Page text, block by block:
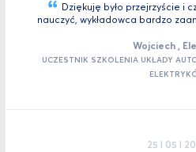
Dziękuję było przejrzyście i
nauczyć, wykładowca bardzo
Wojciech ,
UCZESTNIK SZKOLENIA UKŁADY
25 I 05 I